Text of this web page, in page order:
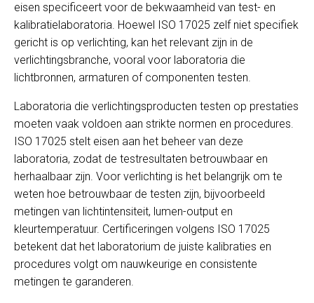
eisen specificeert voor de bekwaamheid van test- en
kalibratielaboratoria. Hoewel ISO 17025 zelf niet specifiek
gericht is op verlichting, kan het relevant zijn in de
verlichtingsbranche, vooral voor laboratoria die
lichtbronnen, armaturen of componenten testen.
Laboratoria die verlichtingsproducten testen op prestaties
moeten vaak voldoen aan strikte normen en procedures.
ISO 17025 stelt eisen aan het beheer van deze
laboratoria, zodat de testresultaten betrouwbaar en
herhaalbaar zijn. Voor verlichting is het belangrijk om te
weten hoe betrouwbaar de testen zijn, bijvoorbeeld
metingen van lichtintensiteit, lumen-output en
kleurtemperatuur. Certificeringen volgens ISO 17025
betekent dat het laboratorium de juiste kalibraties en
procedures volgt om nauwkeurige en consistente
metingen te garanderen.